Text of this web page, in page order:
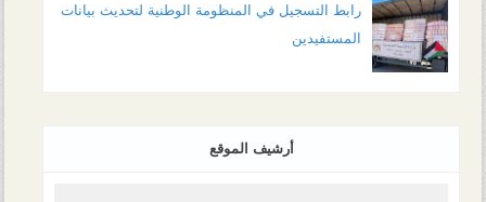
رابط التسجيل في المنظومة الوطنية لتحديث بيانات
المستفيدين
أرشيف الموقع